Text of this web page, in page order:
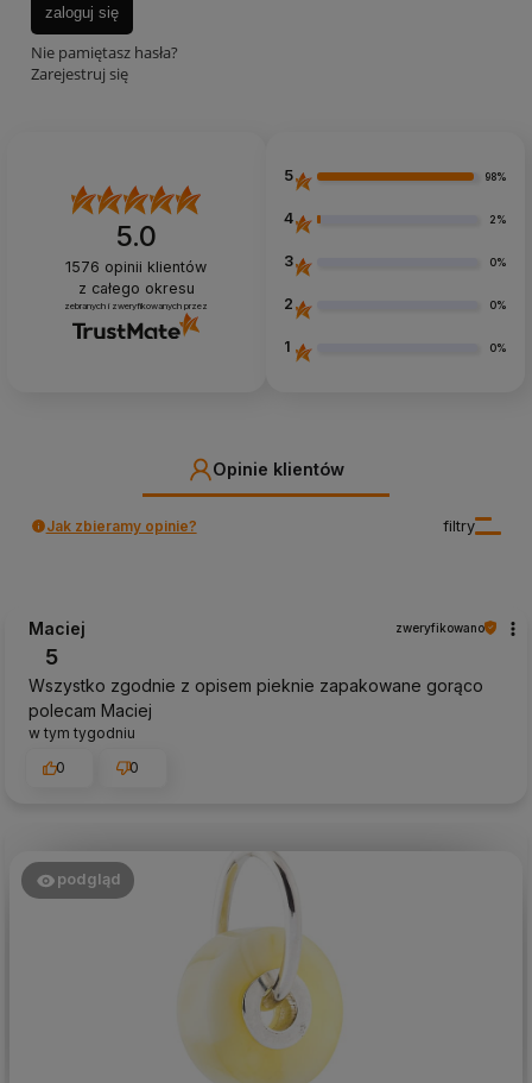
zaloguj się
Nie pamiętasz hasła?
Zarejestruj się
5.0
1576 opinii klientów
z całego okresu
zebranych i zweryfikowanych przez
5 98%
4 2%
3 0%
2 0%
1 0%
Opinie klientów
filtry
Jak zbieramy opinie?
Maciej zweryfikowano
5
Wszystko zgodnie z opisem pieknie zapakowane gorąco
polecam Maciej
w tym tygodniu
0
0
podgląd